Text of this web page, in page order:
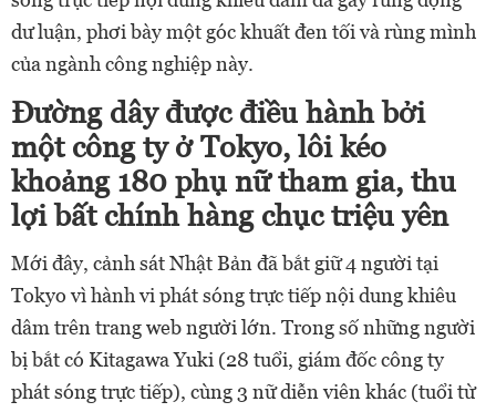
dư luận, phơi bày một góc khuất đen tối và rùng mình
của ngành công nghiệp này.
Đường dây được điều hành bởi
một công ty ở Tokyo, lôi kéo
khoảng 180 phụ nữ tham gia, thu
lợi bất chính hàng chục triệu yên
Mới đây, cảnh sát Nhật Bản đã bắt giữ 4 người tại
Tokyo vì hành vi phát sóng trực tiếp nội dung khiêu
dâm trên trang web người lớn. Trong số những người
bị bắt có Kitagawa Yuki (28 tuổi, giám đốc công ty
phát sóng trực tiếp), cùng 3 nữ diễn viên khác (tuổi từ